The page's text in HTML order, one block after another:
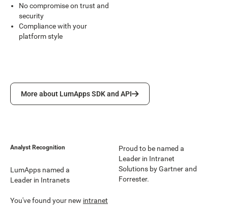
No compromise on trust and
security
Compliance with your
platform style
More about LumApps SDK and API
More about LumApps SDK and API
Analyst Recognition
LumApps named a
Leader in Intranets
You've found your new intranet
Proud to be named a
Leader in Intranet
Solutions by Gartner and
Forrester.